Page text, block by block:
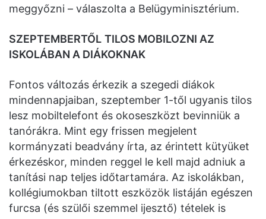
meggyőzni – válaszolta a Belügyminisztérium.
SZEPTEMBERTŐL TILOS MOBILOZNI AZ
ISKOLÁBAN A DIÁKOKNAK
Fontos változás érkezik a szegedi diákok
mindennapjaiban, szeptember 1-től ugyanis tilos
lesz mobiltelefont és okoseszközt bevinniük a
tanórákra. Mint egy frissen megjelent
kormányzati beadvány írta, az érintett kütyüket
érkezéskor, minden reggel le kell majd adniuk a
tanítási nap teljes időtartamára. Az iskolákban,
kollégiumokban tiltott eszközök listáján egészen
furcsa (és szülői szemmel ijesztő) tételek is